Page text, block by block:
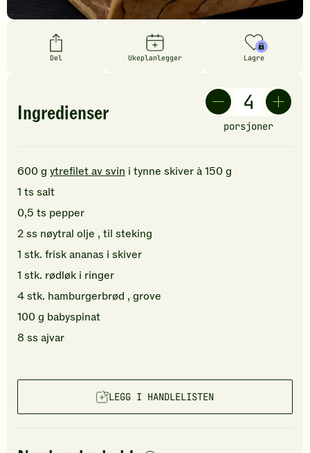
Del Ukeplanlegger Lagre
Ingredienser
porsjoner
600g ytrefilet av svin i tynne skiver à 150 g
1 ts salt
0,5 ts pepper
2ss nøytral olje , til steking
1 stk. frisk ananas i skiver
1 stk. rødløk i ringer
4stk. hamburgerbrød , grove
100g babyspinat
8 ss ajvar
LEGG I HANDLELISTEN